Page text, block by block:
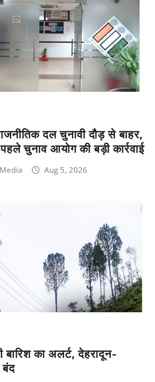
दल चुनावी दौड़ से बाहर,
चुनाव आयोग की बड़ी कार्रवाई
Aug 5, 2026
बारिश का अलर्ट, देहरादून-